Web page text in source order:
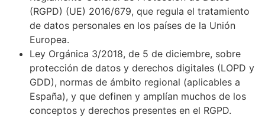
(RGPD) (UE) 2016/679, que regula el tratamiento
de datos personales en los países de la Unión
Europea.
Ley Orgánica 3/2018, de 5 de diciembre, sobre
protección de datos y derechos digitales (LOPD y
GDD), normas de ámbito regional (aplicables a
España), y que definen y amplían muchos de los
conceptos y derechos presentes en el RGPD.